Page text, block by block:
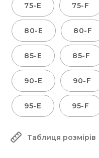
75-E 75-F
80-E 80-F
85-E 85-F
90-E 90-F
95-E 95-F
Таблиця розмірів